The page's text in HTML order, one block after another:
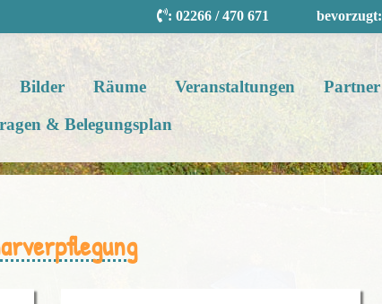
: 02266 / 470 671 bevorzugt:
Bilder Räume Veranstaltungen Partner
& Belegungsplan